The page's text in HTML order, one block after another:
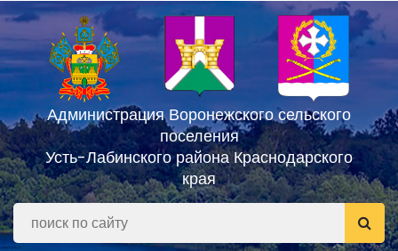
Администрация Воронежского сельского
поселения
Усть-Лабинского района Краснодарского
края